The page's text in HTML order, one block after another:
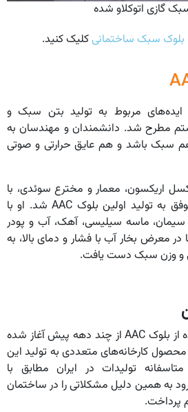
گازی اتوکلاو شده
سبک ساختمانیکلیک کنید.
ایده‌های مربوط به تولید بتن سبک و
مطرح شد. دانشمندان و مهندسان به
سبک باشد و هم عایق حرارتی و صوتی
اریکسون، معمار و مخترع سوئدی، با
انجام آزمایشات متعدد، موفق به تولید اولین بلوک AAC شد. او با
سیمان، ماسه سیلیسی، آهک، آب و پودر
در معرض بخار آب با فشار و دمای بالا، به
و وزن سبک دست یافت.
در ایران نیز تولید و استفاده از بلوک AAC از چند دهه پیش آغاز شده
کارخانه‌های متعددی به تولید این
تولیدات در ایران مطابق با
به همین دلیل مشکلاتی را در ساختمان
پرداخت.